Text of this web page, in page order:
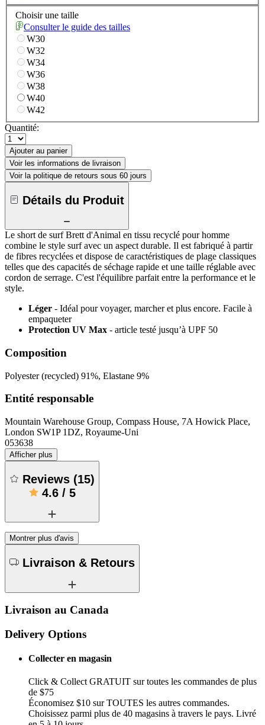
Choisir une taille
Consulter le guide des tailles
W30
W32
W34
W36
W38
W40
W42
Quantité:
Ajouter au panier
Voir les informations de livraison
Voir la politique de retours sous 60 jours
Détails du Produit
Le short de surf Brett d'Animal en tissu recyclé pour homme
combine le style surf avec un aspect durable. Il est fabriqué à partir
de fibres recyclées et dispose de caractéristiques de plage classiques
telles que des capacités de séchage rapide et une taille réglable avec
cordon de serrage. C'est l'équilibre parfait entre la performance et le
style.
Léger - Idéal pour voyager, marcher et plus encore. Facile à
empaqueter
Protection UV Max - article testé jusqu’à UPF 50
Composition
Polyester (recycled) 91%, Elastane 9%
Entité responsable
Mountain Warehouse Group, Compass House, 7A Howick Place,
London SW1P 1DZ, Royaume-Uni
053638
Afficher plus
Reviews (15)
4.6/ 5
Montrer plus d'avis
Livraison & Retours
Livraison au Canada
Delivery Options
Collecter en magasin
Click & Collect GRATUIT sur toutes les commandes de plus
de $75
Économisez $10 sur TOUTES les autres commandes.
Choisissez parmi plus de 40 magasins à travers le pays. Livré